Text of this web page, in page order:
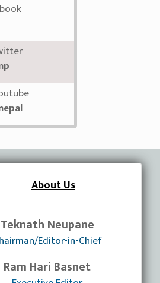
About Us
Teknath Neupane
Editor-in-Chief
Ram Hari Basnet